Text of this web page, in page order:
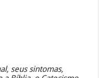
seus sintomas,